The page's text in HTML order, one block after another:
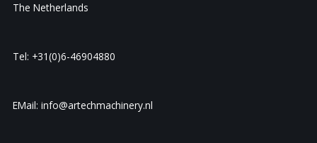
The Netherlands
Tel: +31(0)6-46904880
EMail: info@artechmachinery.nl